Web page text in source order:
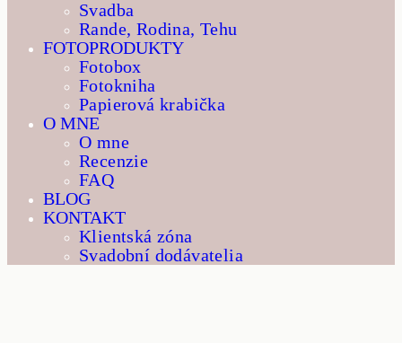
Svadba
Rande, Rodina, Tehu
FOTOPRODUKTY
Fotobox
Fotokniha
Papierová krabička
O MNE
O mne
Recenzie
FAQ
BLOG
KONTAKT
Klientská zóna
Svadobní dodávatelia